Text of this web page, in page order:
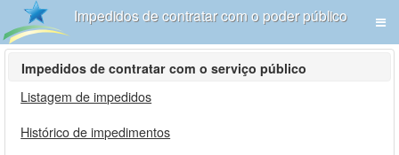
Impedidos de contratar com o poder público
Impedidos de contratar com o serviço público
Listagem de impedidos
Histórico de impedimentos